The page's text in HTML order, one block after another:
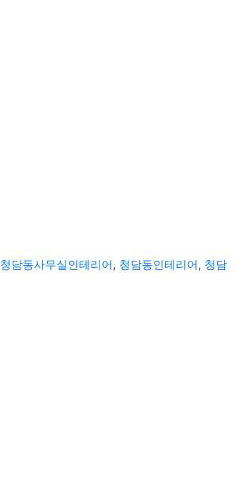
청담동사무실인테리어, 청담동인테리어, 청담